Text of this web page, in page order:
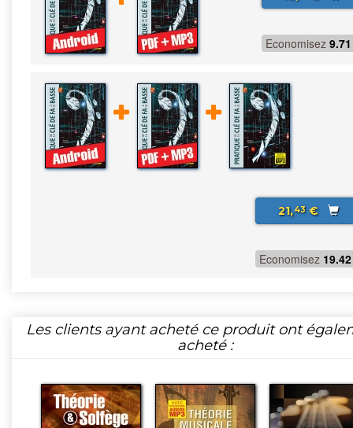
Economisez 9.71
21,43€
Economisez 19.42
Les clients ayant acheté ce produit ont
acheté :